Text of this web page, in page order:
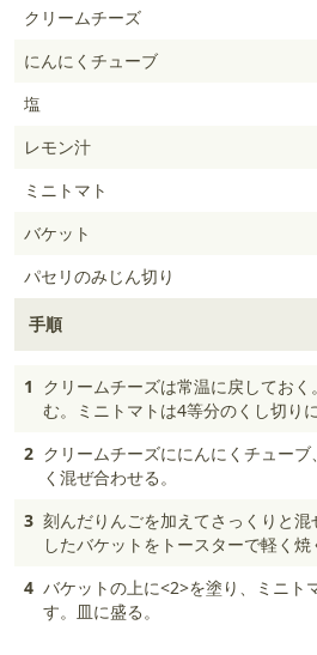
クリームチーズ
にんにくチューブ
塩
レモン汁
ミニトマト
バケット
パセリのみじん切り
手順
1 クリームチーズは常温に戻してお
む。ミニトマトは4等分のくし切り
2 クリームチーズににんにくチュー
く混ぜ合わせる。
3 刻んだりんごを加えてさっくりと
したバケットをトースターで軽く焼
4 バケットの上に<2>を塗り、ミニト
す。皿に盛る。